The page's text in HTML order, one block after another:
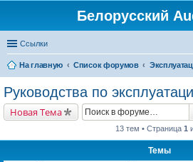
Белорусский
Ссылки
На главную Список форумов
Руководства по
Новая Тема
13 тем • Страница 1
Темы